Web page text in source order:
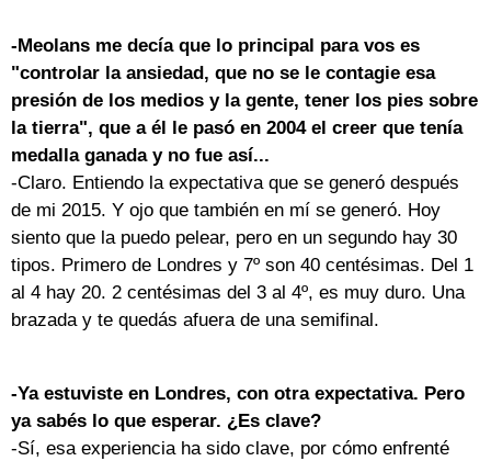
-Meolans me decía que lo principal para vos es
"controlar la ansiedad, que no se le contagie esa
presión de los medios y la gente, tener los pies sobre
la tierra", que a él le pasó en 2004 el creer que tenía
medalla ganada y no fue así...
-Claro. Entiendo la expectativa que se generó después
de mi 2015. Y ojo que también en mí se generó. Hoy
siento que la puedo pelear, pero en un segundo hay 30
tipos. Primero de Londres y 7º son 40 centésimas. Del 1
al 4 hay 20. 2 centésimas del 3 al 4º, es muy duro. Una
brazada y te quedás afuera de una semifinal.
-Ya estuviste en Londres, con otra expectativa. Pero
ya sabés lo que esperar. ¿Es clave?
-Sí, esa experiencia ha sido clave, por cómo enfrenté